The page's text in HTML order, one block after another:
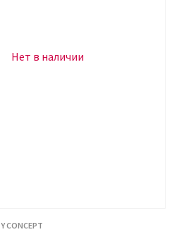
Нет в наличии
CONCEPT